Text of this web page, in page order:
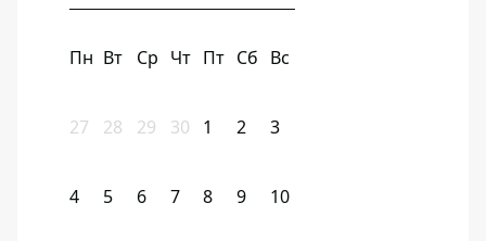
Пн Вт Ср Чт Пт Сб Вс
27 28 29 30 1 2 3
4 5 6 7 8 9 10